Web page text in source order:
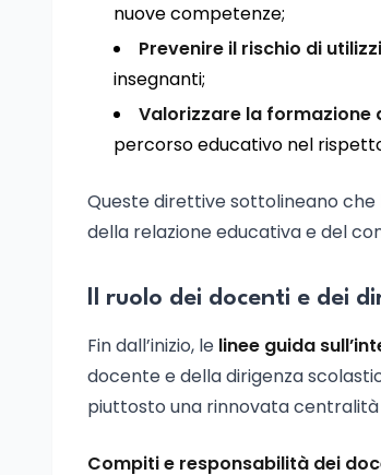
nuove competenze;
Prevenire il rischio di
insegnanti;
Valorizzare la formazione
percorso educativo nel
Queste direttive sottolineano che
della relazione educativa e del
Il ruolo dei docenti e dei
Fin dall’inizio, le linee guida
docente e della dirigenza
piuttosto una rinnovata
Compiti e responsabilità dei